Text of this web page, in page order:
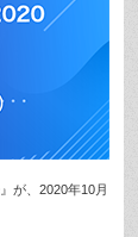
が、2020年10月